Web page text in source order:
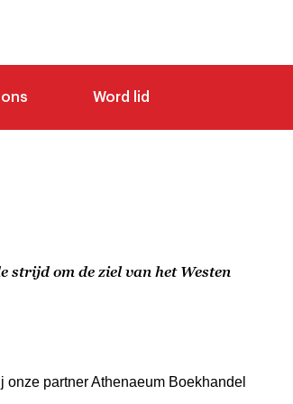
Word lid
strijd om de ziel van het Westen
onze partner Athenaeum Boekhandel